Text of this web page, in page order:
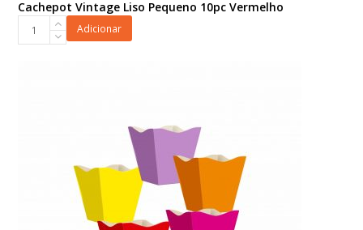
Cachepot Vintage Liso Pequeno 10pc Vermelho
Cachepot
Adicionar